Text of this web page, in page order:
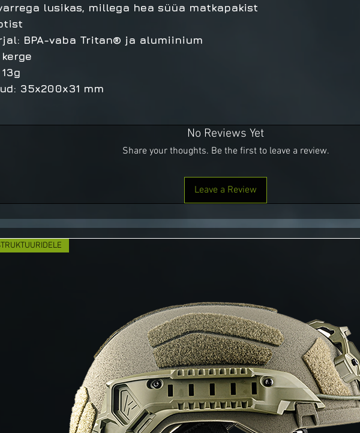
lusikas, millega hea süüa matkapakist
BPA-vaba Tritan® ja alumiinium
35x200x31 mm
No Reviews Yet
Share your thoughts. Be the first to leave a review.
Leave a Review